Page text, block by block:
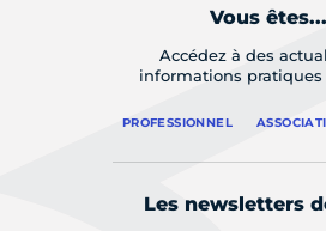
Vous êtes...
Accédez à des
informations pratiques
PROFESSIONNEL
Les newsletters